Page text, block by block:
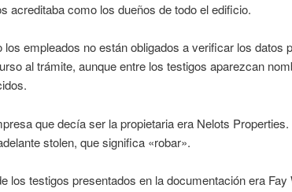
acreditaba como los dueños de todo el edificio.
los empleados no están obligados a verificar los datos
al trámite, aunque entre los testigos aparezcan
que decía ser la propietaria era Nelots
stolen, que significa «robar».
los testigos presentados en la documentación era